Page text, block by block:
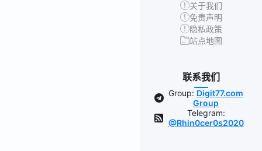
关于我们
免责声明
隐私政策
站点地图
联系我们
Group: Digit77.com
Group
Telegram:
@Rhin0cer0s2020